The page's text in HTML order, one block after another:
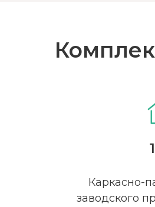
Каркасно-
заводского